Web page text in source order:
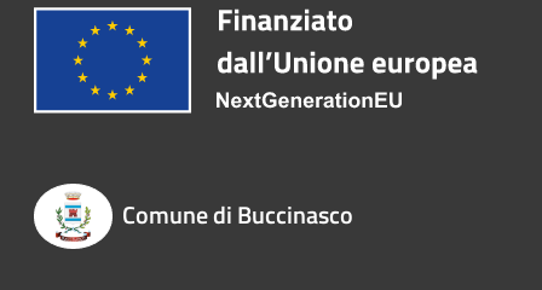
Comune di Buccinasco